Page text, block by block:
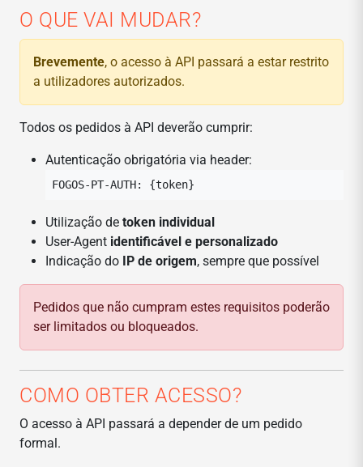
O QUE VAI MUDAR?
Brevemente, o acesso à API passará a estar restrito
a utilizadores autorizados.
Todos os pedidos à API deverão cumprir:
Autenticação obrigatória via header:
FOGOS-PT-AUTH: {token}
Utilização de token individual
User-Agent identificável e personalizado
Indicação do IP de origem, sempre que possível
Pedidos que não cumpram estes requisitos poderão
ser limitados ou bloqueados.
COMO OBTER ACESSO?
O acesso à API passará a depender de um pedido
formal.